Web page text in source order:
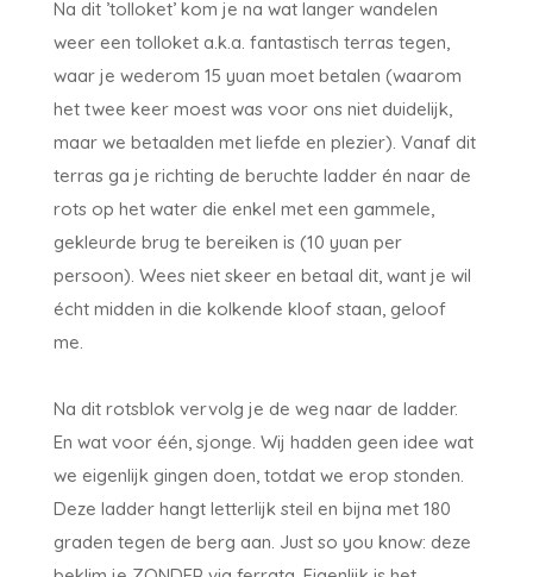
Na dit ’tolloket’ kom je na wat langer wandelen
weer een tolloket a.k.a. fantastisch terras tegen,
waar je wederom 15 yuan moet betalen (waarom
het twee keer moest was voor ons niet duidelijk,
maar we betaalden met liefde en plezier). Vanaf dit
terras ga je richting de beruchte ladder én naar de
rots op het water die enkel met een gammele,
gekleurde brug te bereiken is (10 yuan per
persoon). Wees niet skeer en betaal dit, want je wil
écht midden in die kolkende kloof staan, geloof
me.
Na dit rotsblok vervolg je de weg naar de ladder.
En wat voor één, sjonge. Wij hadden geen idee wat
we eigenlijk gingen doen, totdat we erop stonden.
Deze ladder hangt letterlijk steil en bijna met 180
graden tegen de berg aan. Just so you know: deze